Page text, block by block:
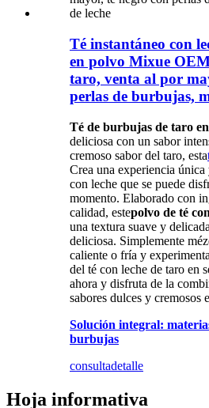
Té instantáneo con
en polvo Mixue
taro, venta al por
perlas de burbujas,
Té de burbujas de taro
deliciosa con un sabor
cremoso sabor del taro, esta
Crea una experiencia única
con leche que se puede
momento. Elaborado con
calidad, estepolvo de té
una textura suave y
deliciosa. Simplemente
caliente o fría y
del té con leche de taro en
ahora y disfruta de la
sabores dulces y cremosos
Solución integral:
burbujas
consultadetalle
Hoja informativa